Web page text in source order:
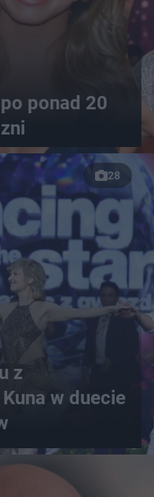
ponad 20
28
z
w duecie